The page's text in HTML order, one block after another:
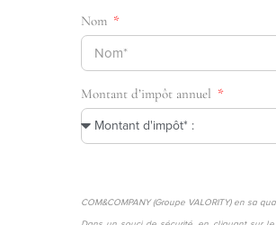
Nom
Montant d’impôt annuel
COM&COMPANY (Groupe VALORITY) en sa